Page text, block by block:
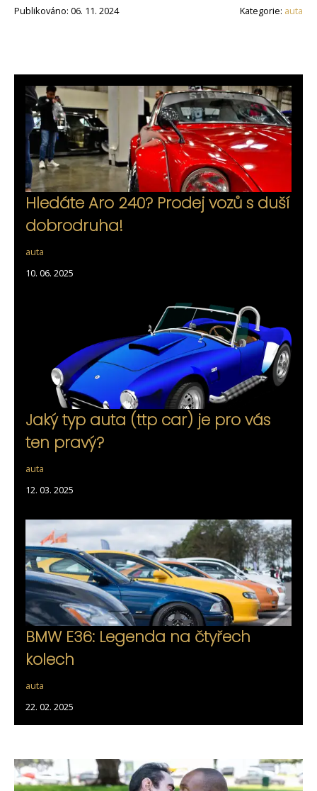
Publikováno: 06. 11. 2024 Kategorie: auta
Hledáte Aro 240? Prodej vozů s duší
dobrodruha!
auta
10. 06. 2025
Jaký typ auta (ttp car) je pro vás
ten pravý?
auta
12. 03. 2025
BMW E36: Legenda na čtyřech
kolech
auta
22. 02. 2025